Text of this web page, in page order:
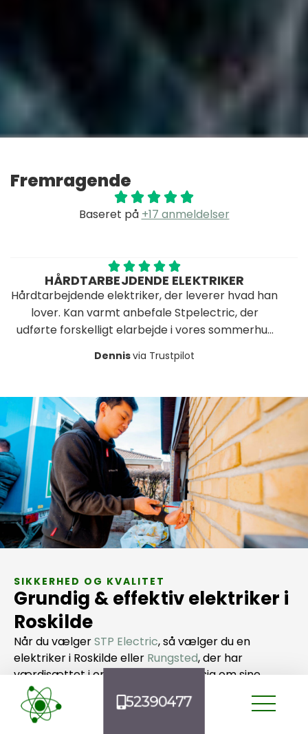
52390477
Fremragende
Baseret på +17 anmeldelser
ELEKTRIKER
elektriker, der leverer hvad han
varmt anbefale Stpelectric, der
elarbejde i vores sommerhus
via Trustpilot
Stamp er
kanont
på sine
opgaver
SIKKERHED OG KVALITET
Grundig & effektiv elektriker i
Roskilde
Når du vælgerSTP Electric, så vælger du en
elektriker i Roskilde eller Rungsted, der har
værdisættet i orden og bekymrer sig om sine
kunder. Vores vigtigste nøgleværdi har siden dag ét
været grundighed.